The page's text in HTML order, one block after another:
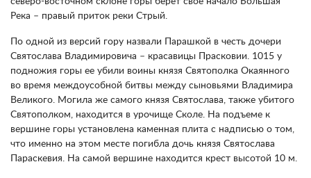
Река – правый приток реки Стрый.
По одной из версий гору назвали Парашкой в ​​честь дочери
Святослава Владимировича – красавицы Прасковии. 1015 у
подножия горы ее убили воины князя Святополка Окаянного
во время междоусобной битвы между сыновьями Владимира
Великого. Могила же самого князя Святослава, также убитого
Святополком, находится в урочище Сколе. На подъеме к
вершине горы установлена ​​каменная плита с надписью о том,
что именно на этом месте погибла дочь князя Святослава
Параскевия. На самой вершине находится крест высотой 10 м.